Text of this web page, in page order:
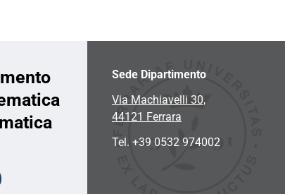
Sede Dipartimento
Via Machiavelli 30,
44121 Ferrara
Tel. +39 0532 974002